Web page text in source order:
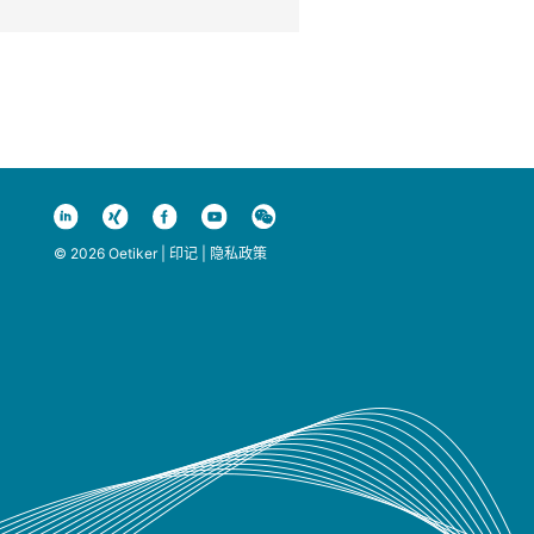
© 2026 Oetiker | 印记| 隐私政策